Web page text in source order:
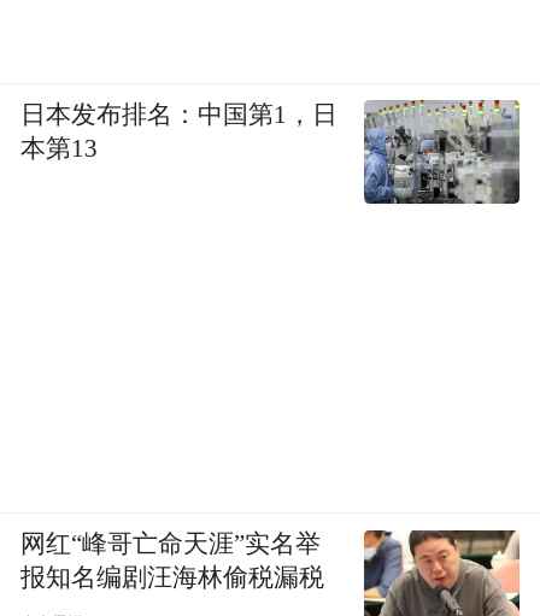
日本发布排名：中国第1，日
本第13
网红“峰哥亡命天涯”实名举
报知名编剧汪海林偷税漏税